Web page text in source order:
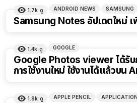
1.7k ดู ANDROID NEWS SAMSUNG
Samsung Notes อัปเดตใหม่ เ
1.4k ดู GOOGLE
Google Photos viewer ได้รับ
การใช้งานใหม่ ใช้งานได้แล้
1.8k ดู APPLE PENCIL APPLICATION